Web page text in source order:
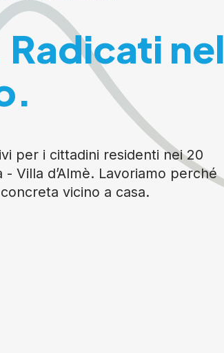
nel
per i cittadini residenti nei 20
Villa d’Almè. Lavoriamo perché
vicino a casa.